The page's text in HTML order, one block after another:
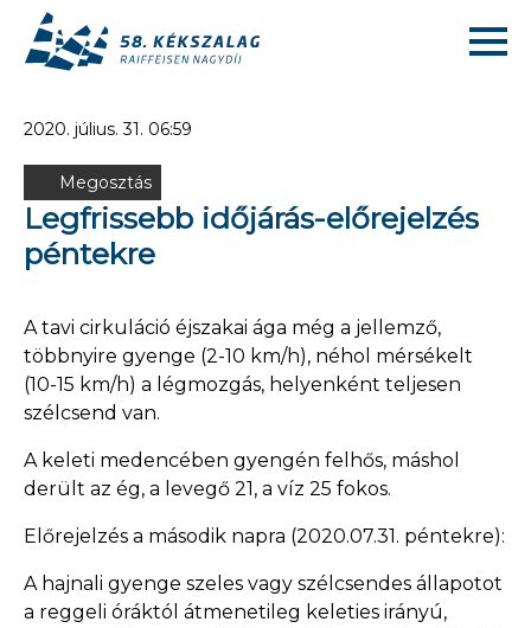
2020. július. 31. 06:59
Megosztás
Legfrissebb időjárás-előrejelzés
péntekre
A tavi cirkuláció éjszakai ága még a jellemző,
többnyire gyenge (2-10 km/h), néhol mérsékelt
(10-15 km/h) a légmozgás, helyenként teljesen
szélcsend van.
A keleti medencében gyengén felhős, máshol
derült az ég, a levegő 21, a víz 25 fokos.
Előrejelzés a második napra (2020.07.31. péntekre):
A hajnali gyenge szeles vagy szélcsendes állapotot
a reggeli óráktól átmenetileg keleties irányú,